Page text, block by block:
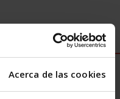
Acerca de las cookies